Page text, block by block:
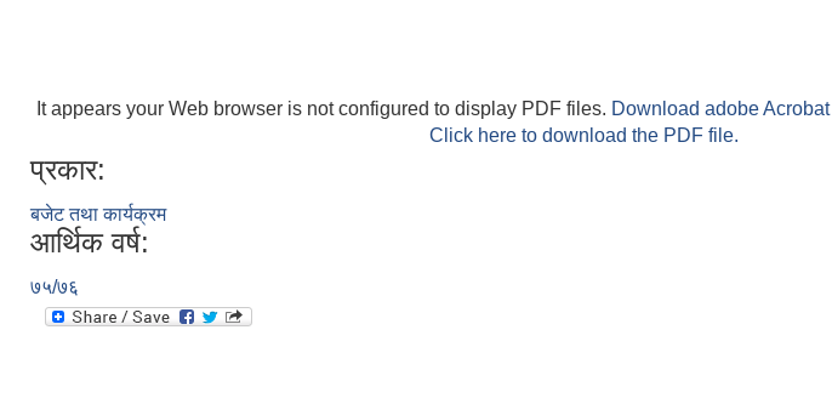
It appears your Web browser is not configured to display PDF files. Download adobe Acrobat
Click here to download the PDF file.
प्रकार:
बजेट तथा कार्यक्रम
आर्थिक वर्ष:
७५/७६